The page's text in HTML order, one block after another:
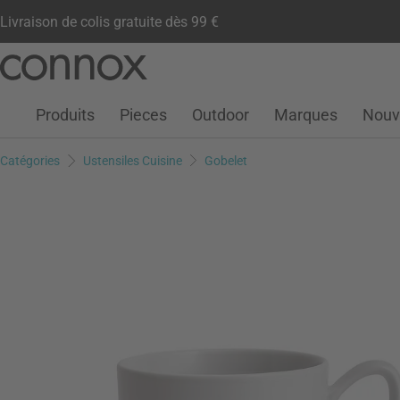
Livraison de colis gratuite dès 99 €
contenu
Compte clientListe de souhaits
Warenkorb
Produits Pieces Outdoor Marques
Catégories Ustensiles Cuisine Gobelet